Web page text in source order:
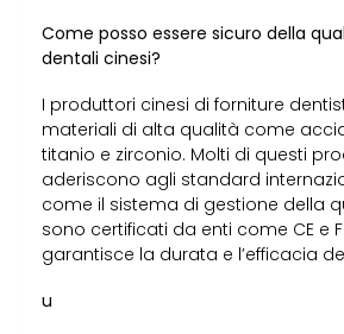
Come posso essere sicuro della
dentali cinesi?
I produttori cinesi di forniture
materiali di alta qualità come
titanio e zirconio. Molti di questi
aderiscono agli standard
come il sistema di gestione della
sono certificati da enti come CE e
garantisce la durata e l’efficacia
u